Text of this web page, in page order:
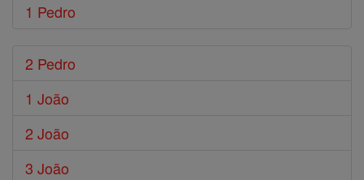
1 Pedro
2 Pedro
1 João
2 João
3 João